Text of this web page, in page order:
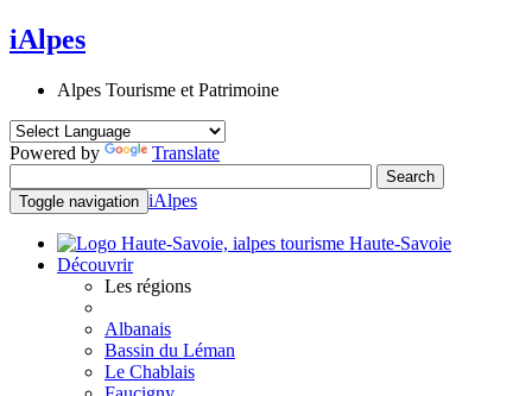
iAlpes
Alpes Tourisme et Patrimoine
Powered by Translate
Toggle navigation iAlpes
Haute-Savoie
Découvrir
Les régions
Albanais
Bassin du Léman
Le Chablais